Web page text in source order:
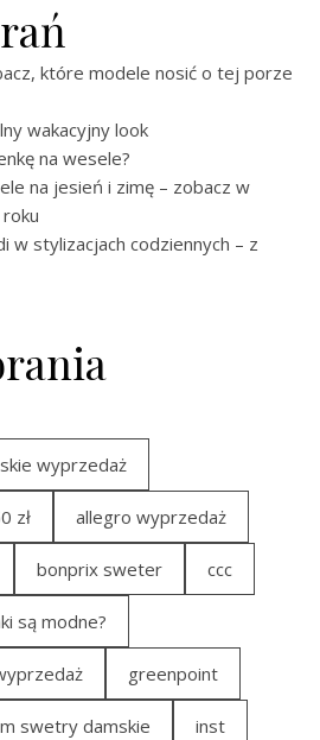
które modele nosić o tej porze
wakacyjny look
na wesele?
na jesień i zimę – zobacz w
w stylizacjach codziennych – z
wyprzedaż
zł allegro wyprzedaż
bonprix sweter ccc
są modne?
greenpoint
swetry damskie inst